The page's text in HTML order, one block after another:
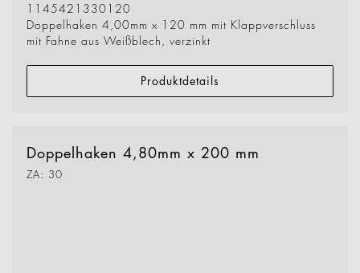
1145421330120
Doppelhaken 4,00mm x 120 mm mit Klappverschluss
mit Fahne aus Weißblech, verzinkt
Produktdetails
Doppelhaken 4,80mm x 200 mm
ZA: 30